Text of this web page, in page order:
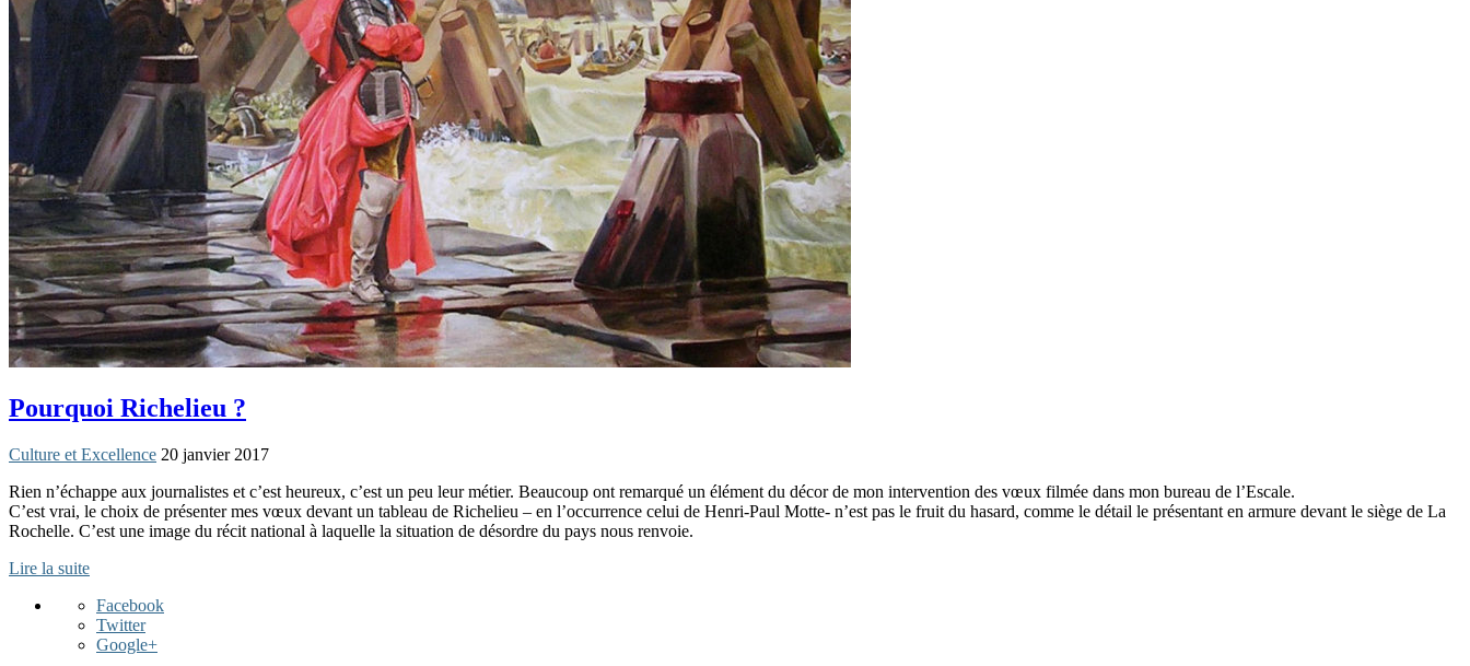
Pourquoi Richelieu ?
Culture et Excellence 20 janvier 2017
Rien n’échappe aux journalistes et c’est heureux, c’est un peu leur métier. Beaucoup ont remarqué un élément du décor de mon intervention des vœux filmée dans mon bureau de l’Escale.
C’est vrai, le choix de présenter mes vœux devant un tableau de Richelieu – en l’occurrence celui de Henri-Paul Motte- n’est pas le fruit du hasard, comme le détail le présentant en armure devant le siège de La
Rochelle. C’est une image du récit national à laquelle la situation de désordre du pays nous renvoie.
Lire la suite
Facebook
Twitter
Google+